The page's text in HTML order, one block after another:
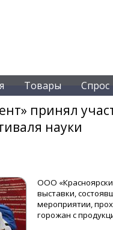
Товары Спрос
принял
науки
ООО
выставки,
мероприятии,
горожан с